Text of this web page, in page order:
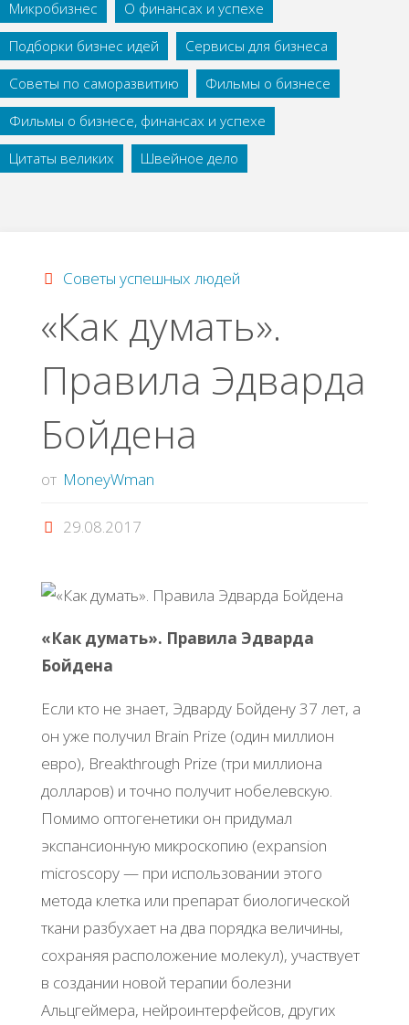
Микробизнес
О финансах и успехе
Подборки бизнес идей
Сервисы для бизнеса
Советы по саморазвитию
Фильмы о бизнесе
Фильмы о бизнесе, финансах и успехе
Цитаты великих
Швейное дело
Советы успешных людей
«Как думать».
Правила Эдварда
Бойдена
от MoneyWman
29.08.2017
«Как думать». Правила Эдварда
Бойдена
Если кто не знает, Эдварду Бойдену 37 лет, а
он уже получил Brain Prize (один миллион
евро), Breakthrough Prize (три миллиона
долларов) и точно получит нобелевскую.
Помимо оптогенетики он придумал
экспансионную микроскопию (expansion
microscopy — при использовании этого
метода клетка или препарат биологической
ткани разбухает на два порядка величины,
сохраняя расположение молекул), участвует
в создании новой терапии болезни
Альцгеймера, нейроинтерфейсов, других